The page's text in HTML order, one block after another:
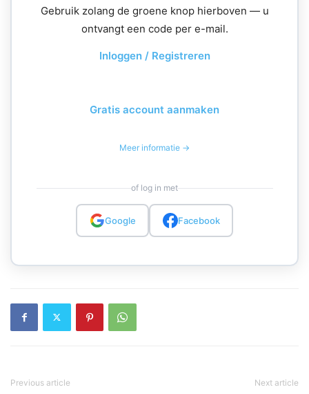
Gebruik zolang de groene knop hierboven — u
ontvangt een code per e-mail.
Inloggen / Registreren
Gratis account aanmaken
Meer informatie →
of log in met
Google Facebook
Previous article Next article